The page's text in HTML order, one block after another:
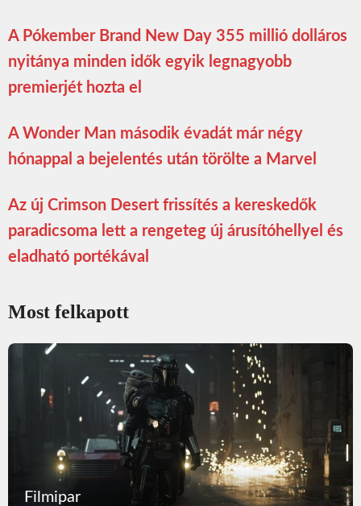
A Pókember Brand New Day 355 millió dolláros
nyitánya minden idők egyik legnagyobb
premierjét hozta el
A Wonder Man második évadát már négy
hónappal a bejelentés után törölte a Marvel
Az új Crimson Desert frissítés a kereskedők
paradicsoma lett a rengeteg új árusítóhellyel és
eladható portékával
Most felkapott
Filmipar